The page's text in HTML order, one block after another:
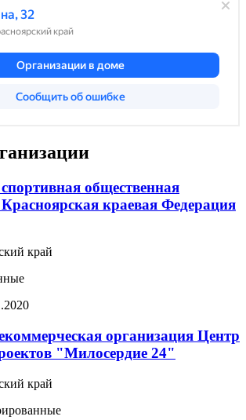
общественная
краевая Федерация
край
организация Центр
"Милосердие 24"
край